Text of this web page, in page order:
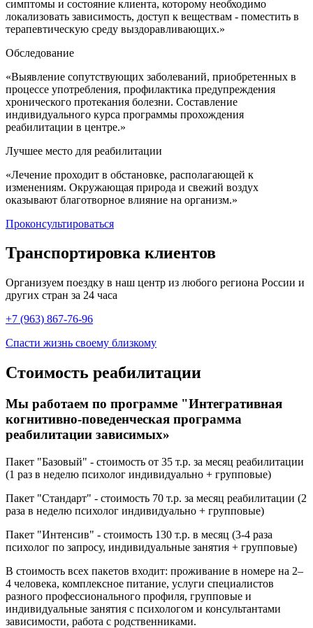
симптомы и состояние клиента, которому необходимо
локализовать зависимость, доступ к веществам - поместить в
терапевтическую среду выздоравливающих.»
Обследование
«Выявление сопутствующих заболеваний, приобретенных в
процессе употребления, профилактика предупреждения
хронического протекания болезни. Составление
индивидуального курса программы прохождения
реабилитации в центре.»
Лучшее место для реабилитации
«Лечение проходит в обстановке, располагающей к
изменениям. Окружающая природа и свежий воздух
оказывают благотворное влияние на организм.»
Проконсультироваться
Транспортировка клиентов
Организуем поездку в наш центр из любого региона России и
других стран за 24 часа
+7 (963) 867-76-96
Спасти жизнь своему близкому
Стоимость реабилитации
Мы работаем по программе "Интегративная
когнитивно-поведенческая программа
реабилитации зависимых»
Пакет "Базовый" - стоимость от 35 т.р. за месяц реабилитации
(1 раз в неделю психолог индивидуально + групповые)
Пакет "Стандарт" - стоимость 70 т.р. за месяц реабилитации (2
раза в неделю психолог индивидуально + групповые)
Пакет "Интенсив" - стоимость 130 т.р. в месяц (3-4 раза
психолог по запросу, индивидуальные занятия + групповые)
В стоимость всех пакетов входит: проживание в номере на 2–
4 человека, комплексное питание, услуги специалистов
разного профессионального профиля, групповые и
индивидуальные занятия с психологом и консультантами
зависимости, работа с родственниками.